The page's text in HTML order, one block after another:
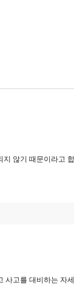
지 않기 때문이라고
사고를 대비하는 자